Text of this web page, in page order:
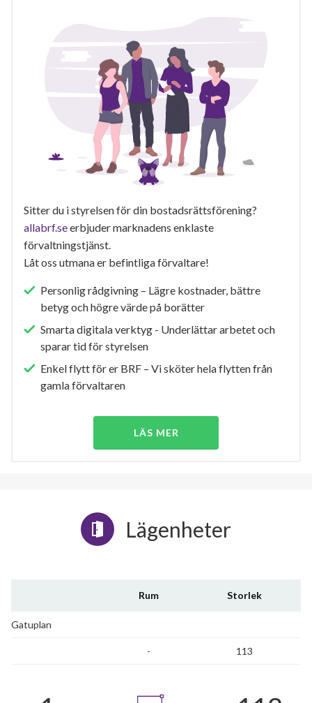
Sitter du i styrelsen för din bostadsrättsförening?
allabrf.seerbjuder marknadens enklaste
förvaltningstjänst.
Låt oss utmana er befintliga förvaltare!
Personlig rådgivning – Lägre kostnader, bättre
betyg och högre värde på borätter
Smarta digitala verktyg - Underlättar arbetet och
sparar tid för styrelsen
Enkel flytt för er BRF – Vi sköter hela flytten från
gamla förvaltaren
LÄS MER
Lägenheter
Rum Storlek
Gatuplan
- 113